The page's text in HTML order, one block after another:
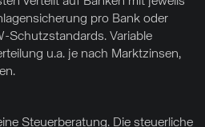
pro Bank oder
Schutzstandards. Variable
u.a. je nach Marktzinsen,
Steuerberatung. Die steuerliche